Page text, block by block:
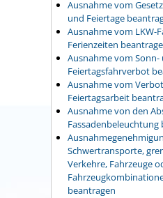
Ausnahme vom
und Feiertage
Ausnahme vom LKW-
Ferienzeiten
Ausnahme vom Sonn-
Feiertagsfahrverbot
Ausnahme vom
Feiertagsarbeit
Ausnahme von den
Fassadenbeleuchtung
Schwertransporte,
Verkehre, Fahrzeuge
beantragen